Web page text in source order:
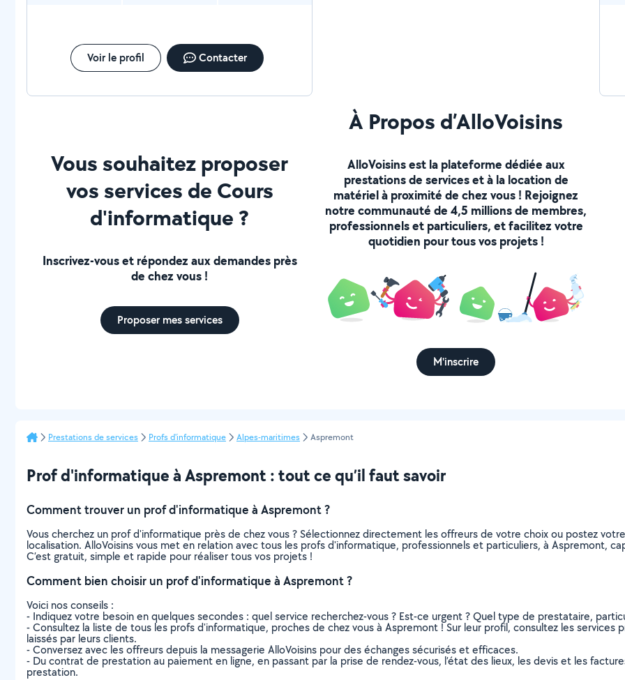
Voir le profil Contacter
Vous souhaitez proposer
vos services de Cours
d'informatique ?
Inscrivez-vous et répondez aux demandes près
de chez vous !
Proposer mes services
À Propos d’AlloVoisins
AlloVoisins est la plateforme dédiée aux
prestations de services et à la location de
matériel à proximité de chez vous ! Rejoignez
notre communauté de 4,5 millions de membres,
professionnels et particuliers, et facilitez votre
quotidien pour tous vos projets !
M'inscrire
Prestations de services Profs d'informatique Alpes-maritimes Aspremont
Prof d'informatique à Aspremont : tout ce qu’il faut savoir
Comment trouver un prof d'informatique à Aspremont ?
Vous cherchez un prof d'informatique près de chez vous ? Sélectionnez directement les offreurs de votre choix ou postez
localisation. AlloVoisins vous met en relation avec tous les profs d'informatique, professionnels et particuliers, à Aspremont,
C’est gratuit, simple et rapide pour réaliser tous vos projets !
Comment bien choisir un prof d'informatique à Aspremont ?
Voici nos conseils :
- Indiquez votre besoin en quelques secondes : quel service recherchez-vous ? Est-ce urgent ? Quel type de prestataire,
- Consultez la liste de tous les profs d'informatique, proches de chez vous à Aspremont ! Sur leur profil, consultez les
laissés par leurs clients.
- Conversez avec les offreurs depuis la messagerie AlloVoisins pour des échanges sécurisés et efficaces.
- Du contrat de prestation au paiement en ligne, en passant par la prise de rendez-vous, l’état des lieux, les devis et les
prestation.